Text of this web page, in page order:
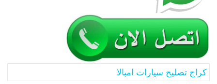
كراج تصليح سيارات امبالا